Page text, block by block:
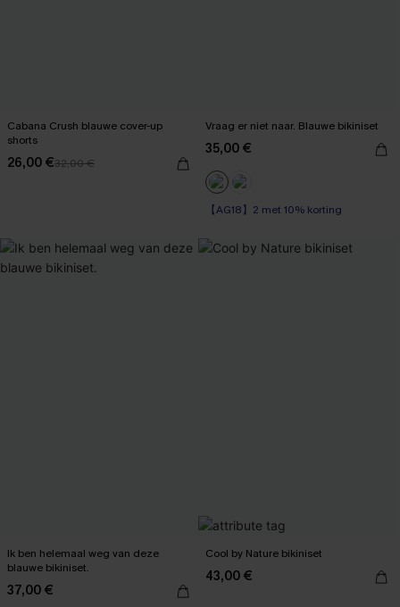
Cabana Crush blauwe cover-up
shorts
26,00 €32,00 €
Vraag er niet naar. Blauwe bikiniset
35,00 €
【AG18】2 met 10% korting
Ik ben helemaal weg van deze
blauwe bikiniset.
37,00 €
Cool by Nature bikiniset
43,00 €